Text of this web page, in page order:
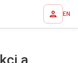
EN